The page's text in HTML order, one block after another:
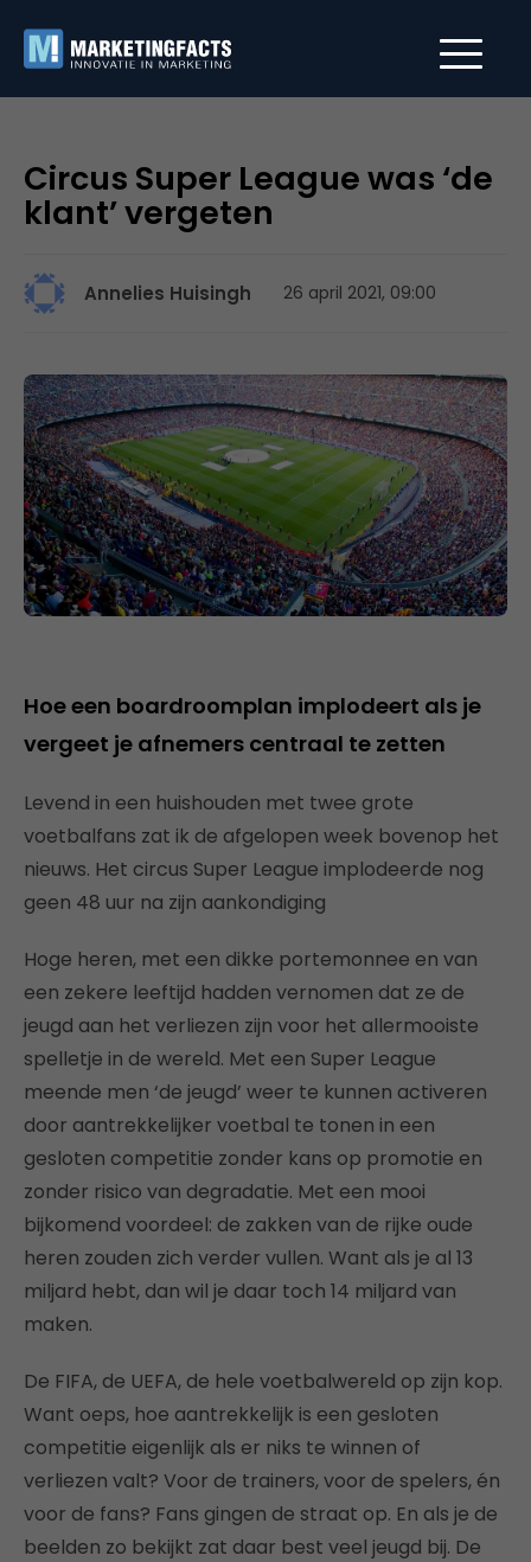
Circus Super League was ‘de
klant’ vergeten
Annelies Huisingh 26 april 2021, 09:00
Hoe een boardroomplan implodeert als je
vergeet je afnemers centraal te zetten
Levend in een huishouden met twee grote
voetbalfans zat ik de afgelopen week bovenop het
nieuws. Het circus Super League implodeerde nog
geen 48 uur na zijn aankondiging
Hoge heren, met een dikke portemonnee en van
een zekere leeftijd hadden vernomen dat ze de
jeugd aan het verliezen zijn voor het allermooiste
spelletje in de wereld. Met een Super League
meende men ‘de jeugd’ weer te kunnen activeren
door aantrekkelijker voetbal te tonen in een
gesloten competitie zonder kans op promotie en
zonder risico van degradatie. Met een mooi
bijkomend voordeel: de zakken van de rijke oude
heren zouden zich verder vullen. Want als je al 13
miljard hebt, dan wil je daar toch 14 miljard van
maken.
De FIFA, de UEFA, de hele voetbalwereld op zijn kop.
Want oeps, hoe aantrekkelijk is een gesloten
competitie eigenlijk als er niks te winnen of
verliezen valt? Voor de trainers, voor de spelers, én
voor de fans? Fans gingen de straat op. En als je de
beelden zo bekijkt zat daar best veel jeugd bij. De